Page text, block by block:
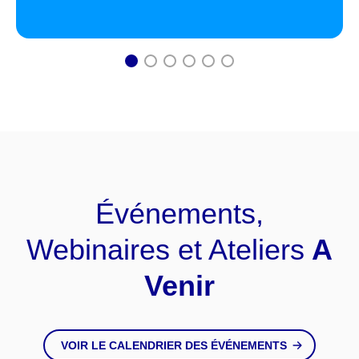
1 2 3 4 5 6
Événements,
Webinaires et Ateliers A
Venir
VOIR LE CALENDRIER DES ÉVÉNEMENTS